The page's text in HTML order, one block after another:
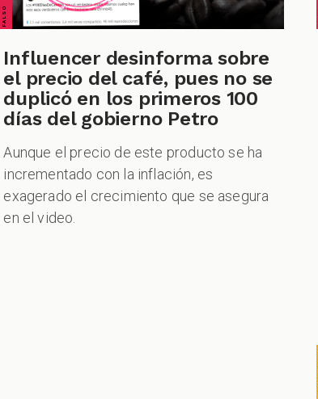
Influencer desinforma sobre
el precio del café, pues no se
duplicó en los primeros 100
días del gobierno Petro
Aunque el precio de este producto se ha
incrementado con la inflación, es
exagerado el crecimiento que se asegura
en el video.